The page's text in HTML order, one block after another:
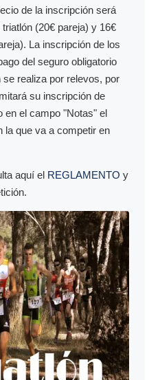
de la inscripción será
(20€ pareja) y 16€
La inscripción de los
del seguro obligatorio
realiza por relevos, por
su inscripción de
en el campo "Notas" el
la que va a competir en
aquí el REGLAMENTO y